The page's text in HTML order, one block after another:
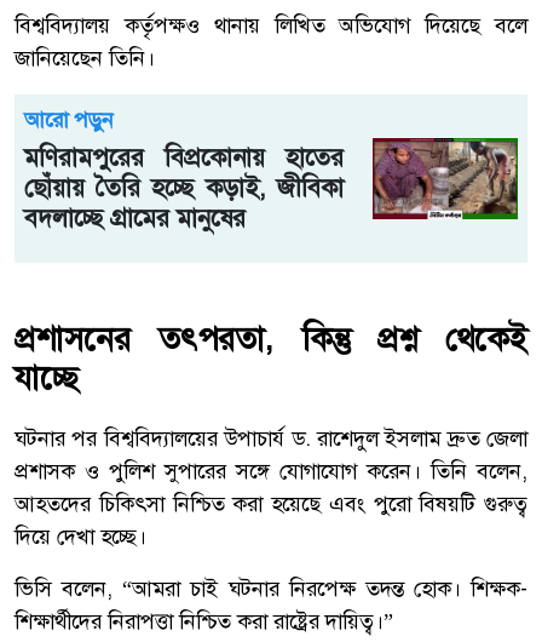
বিশ্ববিদ্যালয় কর্তৃপক্ষও থানায় লিখিত অভিযোগ দিয়েছে বলে
জানিয়েছেন তিনি।
আরো পড়ুন
মণিরামপুরের বিপ্রকোনায় হাতের
ছোঁয়ায় তৈরি হচ্ছে কড়াই, জীবিকা
বদলাচ্ছে গ্রামের মানুষের
প্রশাসনের তৎপরতা, কিন্তু প্রশ্ন থেকেই
যাচ্ছে
ঘটনার পর বিশ্ববিদ্যালয়ের উপাচার্য ড. রাশেদুল ইসলাম দ্রুত জেলা
প্রশাসক ও পুলিশ সুপারের সঙ্গে যোগাযোগ করেন। তিনি বলেন,
আহতদের চিকিৎসা নিশ্চিত করা হয়েছে এবং পুরো বিষয়টি গুরুত্ব
দিয়ে দেখা হচ্ছে।
ভিসি বলেন, “আমরা চাই ঘটনার নিরপেক্ষ তদন্ত হোক। শিক্ষক-
শিক্ষার্থীদের নিরাপত্তা নিশ্চিত করা রাষ্ট্রের দায়িত্ব।”